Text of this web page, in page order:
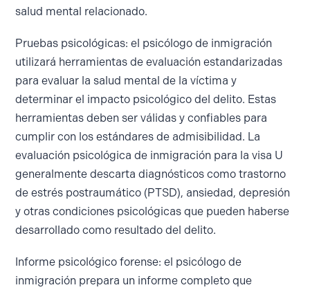
salud mental relacionado.
Pruebas psicológicas: el psicólogo de inmigración
utilizará herramientas de evaluación estandarizadas
para evaluar la salud mental de la víctima y
determinar el impacto psicológico del delito. Estas
herramientas deben ser válidas y confiables para
cumplir con los estándares de admisibilidad. La
evaluación psicológica de inmigración para la visa U
generalmente descarta diagnósticos como trastorno
de estrés postraumático (PTSD), ansiedad, depresión
y otras condiciones psicológicas que pueden haberse
desarrollado como resultado del delito.
Informe psicológico forense: el psicólogo de
inmigración prepara un informe completo que